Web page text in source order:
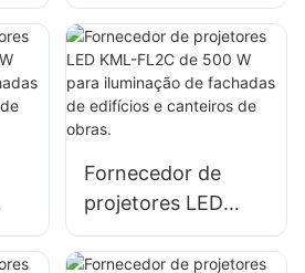
armazéns:
fornecedor de
projetores LED
KML-FL2C de 240
Fornecedor de
projetores LED
KML-FL2C de 500
W para iluminação